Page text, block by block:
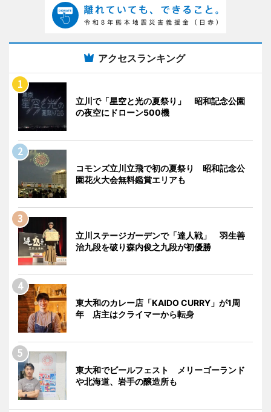
アクセスランキング
立川で「星空と光の夏祭り」 昭和記念公園
の夜空にドローン500機
コモンズ立川立飛で初の夏祭り 昭和記念公
園花火大会無料鑑賞エリアも
立川ステージガーデンで「達人戦」 羽生善
治九段を破り森内俊之九段が初優勝
東大和のカレー店「KAIDO CURRY」が1周
年 店主はクライマーから転身
東大和でビールフェスト メリーゴーランド
や北海道、岩手の醸造所も